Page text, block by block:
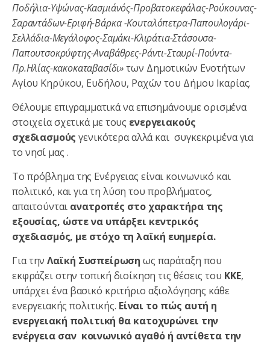
Ποδήλια-Υψώνας-Κασμιάνός-Προβατοκεφάλας-Ρούκουνας-
Σαραντάδων-Εριφή-Βάρκα -Κουταλόπετρα-Παπουλογάρι-
Σελλάδια-Μεγάλοφος-Σαμάκι-Κλιράτια-Στάσουσα-
Παπουτσοκρύφτης-Αναβάθρες-Ράντι-Σταυρί-Πούντα-
Πρ.Ηλίας-κακοκαταβασίδι»των Δημοτικών Ενοτήτων
Αγίου Κηρύκου, Ευδήλου, Ραχών του Δήμου Ικαρίας.
Θέλουμε επιγραμματικά να επισημάνουμε ορισμένα
στοιχεία σχετικά με τους ενεργειακούς
σχεδιασμούς γενικότερα αλλά και συγκεκριμένα για
το νησί μας .
Το πρόβλημα της Ενέργειας είναι κοινωνικό και
πολιτικό, και για τη λύση του προβλήματος,
απαιτούνται ανατροπές στο χαρακτήρα της
εξουσίας, ώστε να υπάρξει κεντρικός
σχεδιασμός, με στόχο τη λαϊκή ευημερία.
Για τηνΛαϊκή Συσπείρωσηως παράταξη που
εκφράζει στην τοπική διοίκηση τις θέσεις του ΚΚΕ,
υπάρχει ένα βασικό κριτήριο αξιολόγησης κάθε
ενεργειακής πολιτικής. Είναι το πώς αυτή η
ενεργειακή πολιτική θα κατοχυρώνει την
ενέργεια σαν κοινωνικό αγαθό ή αντίθετα την